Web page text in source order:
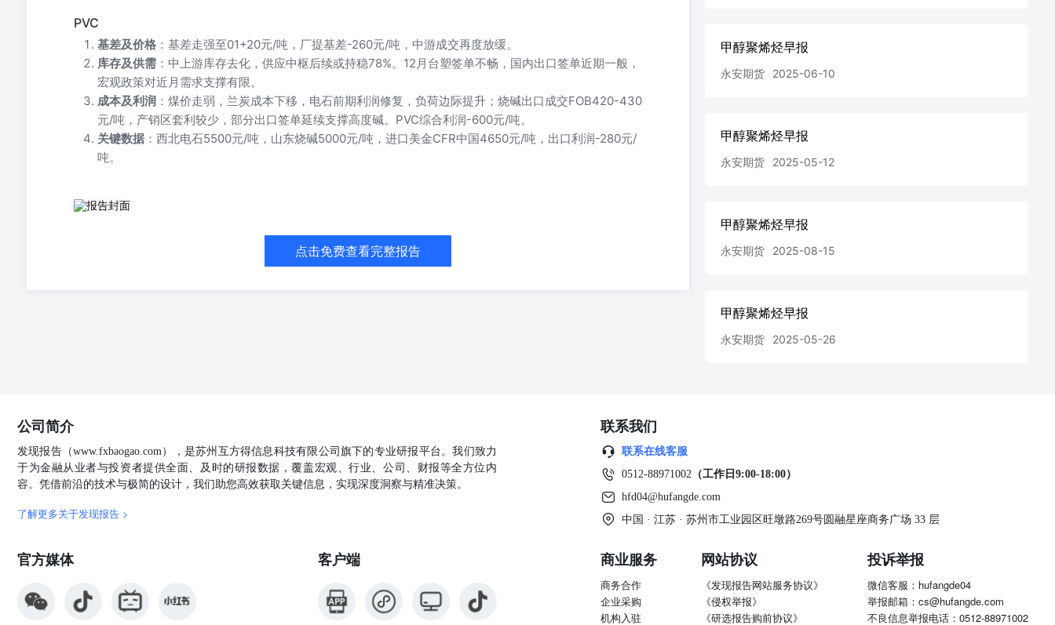
PVC
基差及价格 ：基差走强至01+20元/吨，厂提基差-260元/吨，中游成交再度放缓。
库存及供需 ：中上游库存去化，供应中枢后续或持稳78%。12月台塑签单不畅，国内出口签单近期一般，
宏观政策对近月需求支撑有限。
成本及利润 ：煤价走弱，兰炭成本下移，电石前期利润修复，负荷边际提升；烧碱出口成交FOB420-430
元/吨，产销区套利较少，部分出口签单延续支撑高度碱。PVC综合利润-600元/吨。
关键数据 ：西北电石5500元/吨，山东烧碱5000元/吨，进口美金CFR中国4650元/吨，出口利润-280元/
吨。
甲醇聚烯烃早报 甲醇 研究中心能化团队2025/01/27 2025/01/21 -1473 5 50 0 75 87 360 70 37 360 303 2698 2645 2625 2690 2675
2625 0 2675 0 801 日期动力煤期货江苏现货华南现货鲁南折盘面西南折盘面河北折盘面西北折盘面CFR中国CFR东南亚进口利润
主力基差盘面MTO利润 2025/01/208012682269526902625263026253033606380-1402 2025/01/22 -1457 2025/01/23 -1405 2025/01/24
10227 -2 0 45 -20 47 -20 7333 26 1035 875 7724 7250 7323 7320 850 6750 48 -20 7359 24 1035 875 7724 7250 7328 7335 850 6760
50 -40 7400 19 1055 875 7768 7270 7350 7390 850 6700 0 0 0 0 0 0 0 0 0 26 1035 875 7724 7250 7323 7320 850 6750 日期山东丙烯
东北亚丙烯华东PP华北PP山东粉料华东共聚PP美金PP美湾出口利润主力期货基差两油库存仓单
2025/01/20680085074257368727077688751055187444-305310469 2025/01/22 10227 2025/01/23 10201 2025/01/24 7335 10118 日度变
化 2 -83 观点 聚丙烯库存上游两油去库，煤化工去库，中游累库。估值上，01基差+0，非标价差中性，进口-500附近。出口当下
关闭。非标价差中性。欧美维稳。PDH利润-300左右，丙烯震荡，粉料开工低位。拉丝排产中性。后续12目前已知检修较少，供
应预计环比略增加，下游当下订单一般，原料库存偏低，成品库存高。产能过剩的背景下01预期压力偏大。如果缓解压力需要出
-244 356 714 720 4750 5450 5500 5050 992 2600 -244 356 714 720 4650 5450 5500 5140 992 2600 -244 356 714 720 4650 5450 5500
5140 985 2550 0 2600 -280 2025/01/22 日期西北电石山东烧碱电石法-华东乙烯法-华东电石法-华南电石法-西北进口美金价（CF
出口利润西北综合利润华北综合利润基差(高端交割 2025/01/21 -280 2025/01/2025509855110550054504650741356-244 2025/01/23
-280 2025/01/24 997 -280 日度变化 5 0 观点 基差走强至01+20，厂提基差-260，中游成交再度放缓。中上游库存去化，供应中枢
后续或持稳78%，12月台塑签单不畅，国内出口签单近期一般，宏观政策频对近月需求支撑有限。煤价走弱，兰炭成本下移，电
点击免费查看完整报告
甲醇聚烯烃早报
永安期货 2025-06-10
甲醇聚烯烃早报
永安期货 2025-05-12
甲醇聚烯烃早报
永安期货 2025-08-15
甲醇聚烯烃早报
永安期货 2025-05-26
公司简介
发现报告（www.fxbaogao.com），是苏州互方得信息科技有限公司旗下的专业研报平台。我们致力
于为金融从业者与投资者提供全面、及时的研报数据，覆盖宏观、行业、公司、财报等全方位内
容。凭借前沿的技术与极简的设计，我们助您高效获取关键信息，实现深度洞察与精准决策。
了解更多关于发现报告 >
官方媒体 客户端
联系我们
联系在线客服
0512-88971002 （工作日9:00-18:00）
hfd04@hufangde.com
中国 · 江苏 · 苏州市工业园区旺墩路269号圆融星座商务广场 33 层
商业服务
商务合作
企业采购
机构入驻
网站协议
《发现报告网站服务协议》
《侵权举报》
《研选报告购前协议》
投诉举报
微信客服：hufangde04
举报邮箱：cs@hufangde.com
不良信息举报电话：0512-88971002